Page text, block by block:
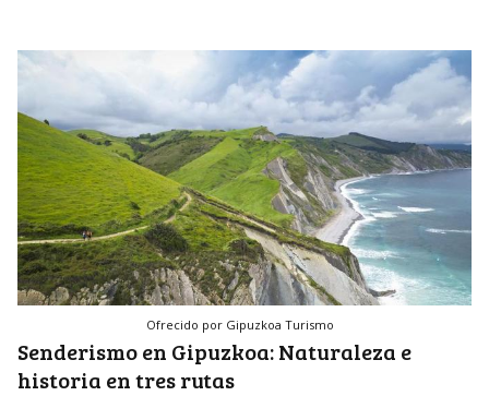
Ofrecido por Gipuzkoa Turismo
Senderismo en Gipuzkoa: Naturaleza e
historia en tres rutas